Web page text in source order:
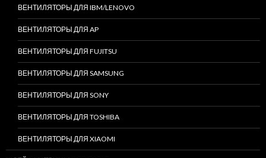
ВЕНТИЛЯТОРЫ ДЛЯ IBM/LENOVO
ВЕНТИЛЯТОРЫ ДЛЯ AP
ВЕНТИЛЯТОРЫ ДЛЯ FUJITSU
ВЕНТИЛЯТОРЫ ДЛЯ SAMSUNG
ВЕНТИЛЯТОРЫ ДЛЯ SONY
ВЕНТИЛЯТОРЫ ДЛЯ TOSHIBA
ВЕНТИЛЯТОРЫ ДЛЯ XIAOMI